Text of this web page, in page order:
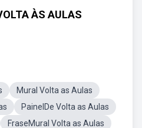
ÀS AULAS
Mural Volta as Aulas
PainelDe Volta as Aulas
FraseMural Volta as Aulas